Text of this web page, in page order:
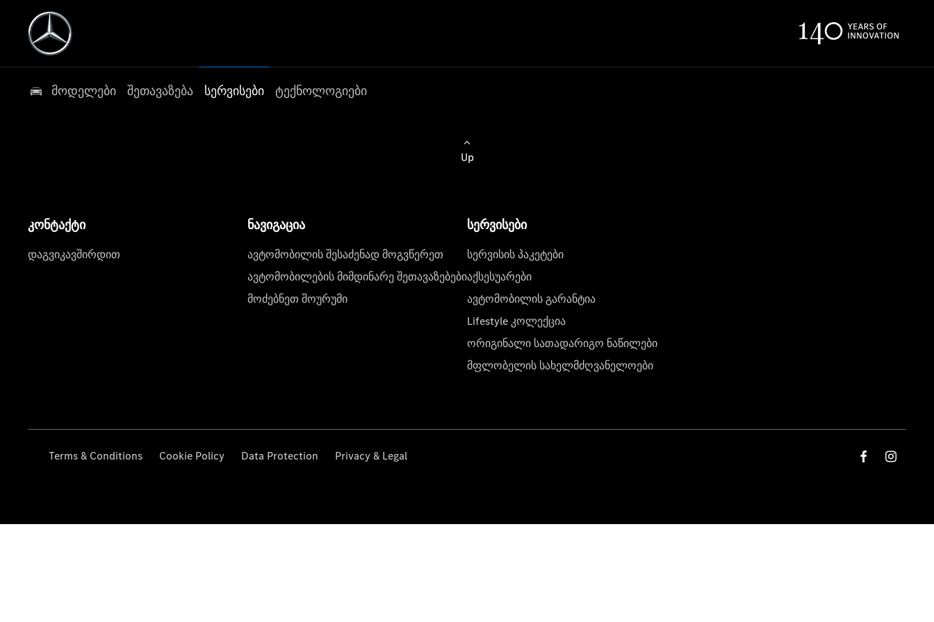
მოდელები შეთავაზება სერვისები ტექნოლოგიები
Up
კონტაქტი
დაგვიკავშირდით
ნავიგაცია
ავტომობილის შესაძენად მოგვწერეთ
ავტომობილების მიმდინარე შეთავაზებები
მოძებნეთ შოურუმი
სერვისები
სერვისის პაკეტები
აქსესუარები
ავტომობილის გარანტია
Lifestyle კოლექცია
ორიგინალი სათადარიგო ნაწილები
მფლობელის სახელმძღვანელოები
Terms & Conditions Cookie Policy Data Protection Privacy & Legal